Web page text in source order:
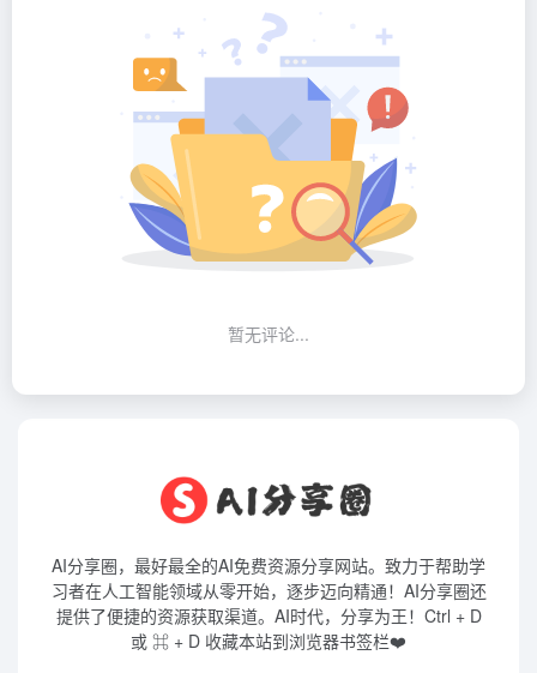
暂无评论...
AI分享圈，最好最全的AI免费资源分享网站。致力于帮助学
习者在人工智能领域从零开始，逐步迈向精通！AI分享圈还
提供了便捷的资源获取渠道。AI时代，分享为王！Ctrl + D
或 ⌘ + D 收藏本站到浏览器书签栏❤️